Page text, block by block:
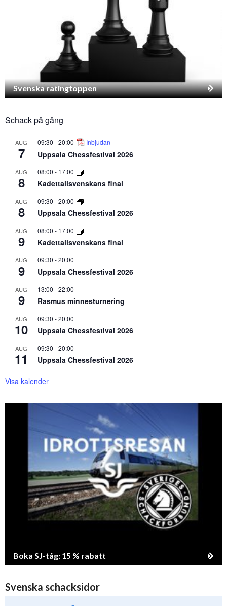
Svenska ratingtoppen
Schack på gång
AUG
7
09:30 -20:00 Inbjudan
Uppsala Chessfestival 2026
AUG
8
08:00 - 17:00
Kadettallsvenskans final
AUG
8
09:30 -20:00
Uppsala Chessfestival 2026
AUG
9
08:00 - 17:00
Kadettallsvenskans final
AUG
9
09:30 -20:00
Uppsala Chessfestival 2026
AUG
9
13:00 -22:00
Rasmus minnesturnering
AUG
10
09:30 -20:00
Uppsala Chessfestival 2026
AUG
11
09:30 -20:00
Uppsala Chessfestival 2026
Visa kalender
Boka SJ-tåg: 15 % rabatt
Svenska schacksidor